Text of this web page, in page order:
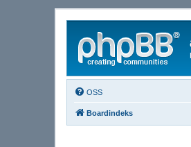
OSS
Boardindeks